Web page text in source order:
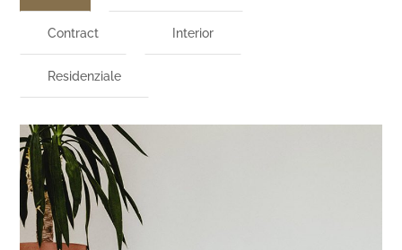
Contract Interior
Residenziale
Maecenas Vitae
CONTRACT / INTERIOR